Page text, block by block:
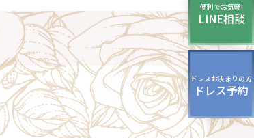
ドレスシューズ
便利でお気軽!
LINE相談
ドレスお決まりの方
ドレス予約